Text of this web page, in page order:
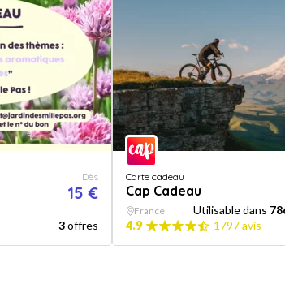
Dès
15 €
3offres
Carte cadeau
Cap Cadeau
France Utilisable dans
4.9
1797 avis